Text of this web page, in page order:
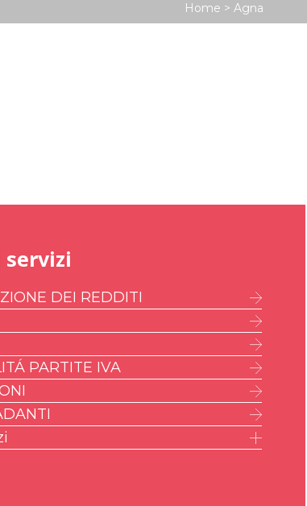
Home >Agna
DEI REDDITI
PARTITE IVA